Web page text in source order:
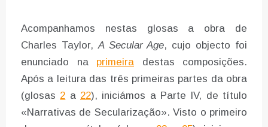
Acompanhamos nestas glosas a obra de
Charles Taylor,A Secular Age, cujo objecto foi
enunciado na primeira destas composições.
Após a leitura das três primeiras partes da obra
(glosas 2 a 22), iniciámos a Parte IV, de título
«Narrativas de Secularização». Visto o primeiro